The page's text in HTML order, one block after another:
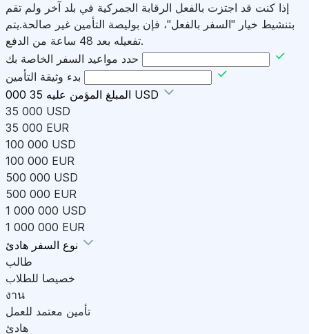
إذا كنت قد اجتزت بالفعل الرقابة الجمركية في بلد آخر ولم تقم
بتنشيط خيار "السفر بالفعل"، فإن بوليصة التأمين غير صالحة.يتم
تفعيله بعد 48 ساعة من الدفع.
حدد مواعيد السفر الخاصة بك
بدء وثيقة التأمين
المبلغ المؤمن عليه 35 000 USD
35 000 USD
35 000 EUR
100 000 USD
100 000 EUR
500 000 USD
500 000 EUR
1 000 000 USD
1 000 000 EUR
نوع السفر
طالب
خصيصا للطلاب
งาน
تأمين معتمد للعمل
هادئ